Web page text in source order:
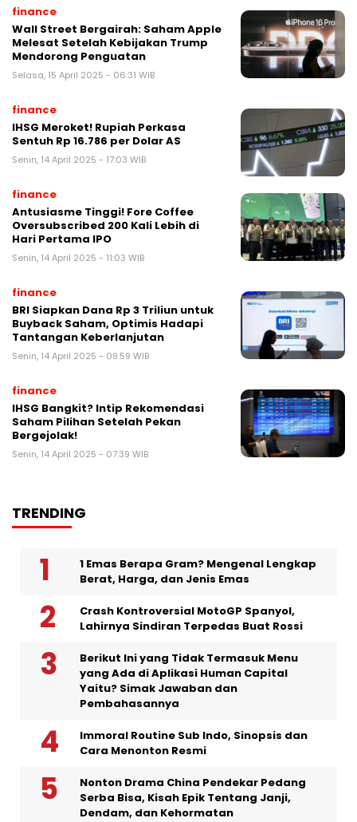
finance
Wall Street Bergairah: Saham Apple
Melesat Setelah Kebijakan Trump
Mendorong Penguatan
Selasa, 15 April 2025 - 06:31 WIB
finance
IHSG Meroket! Rupiah Perkasa
Sentuh Rp 16.786 per Dolar AS
Senin, 14 April 2025 - 17:03 WIB
finance
Antusiasme Tinggi! Fore Coffee
Oversubscribed 200 Kali Lebih di
Hari Pertama IPO
Senin, 14 April 2025 - 11:03 WIB
finance
BRI Siapkan Dana Rp 3 Triliun untuk
Buyback Saham, Optimis Hadapi
Tantangan Keberlanjutan
Senin, 14 April 2025 - 09:59 WIB
finance
IHSG Bangkit? Intip Rekomendasi
Saham Pilihan Setelah Pekan
Bergejolak!
Senin, 14 April 2025 - 07:39 WIB
TRENDING
1 Emas Berapa Gram? Mengenal Lengkap
Berat, Harga, dan Jenis Emas
Crash Kontroversial MotoGP Spanyol,
Lahirnya Sindiran Terpedas Buat Rossi
Berikut Ini yang Tidak Termasuk Menu
yang Ada di Aplikasi Human Capital
Yaitu? Simak Jawaban dan
Pembahasannya
Immoral Routine Sub Indo, Sinopsis dan
Cara Menonton Resmi
Nonton Drama China Pendekar Pedang
Serba Bisa, Kisah Epik Tentang Janji,
Dendam, dan Kehormatan